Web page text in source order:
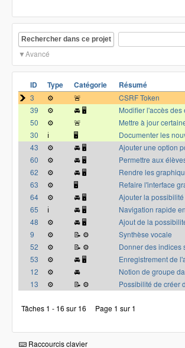
Rechercher dans ce projet
Avancé
ID Type Catégorie Résumé
3 ⚙️ 🚨 CSRF Token
39
⚙️ 🚘 🖥 Modifier l'accès
50
⚙️ 🚨 Mettre à jour
30
ℹ️ 🖥 Documenter les
43
⚙️ 🚘 🖥 Ajouter une option
60
⚙️ 🚘 🖥 Permettre aux
62
⚙️ 🚘 🖥 Rendre les
63
⚙️ 🖥 Refaire l'interface
64
⚙️ 🚘 🖥 Ajouter la
65
ℹ️ 🚘 🖥 Navigation rapide
48
⚙️ 🚘 🖥 Ajout de la
9
⚙️ 📝 ⚙️ Synthèse vocale
52
⚙️ 📝 ⚙️ Donner des indices
53
⚙️ 🚘 🖥 Enregistrement de
12
⚙️ 🚘 Notion de groupe
13
⚙️ 📝 ⚙️ Possibilité de créer
Tâches 1 - 16 sur 16 Page 1 sur 1
Raccourcis clavier